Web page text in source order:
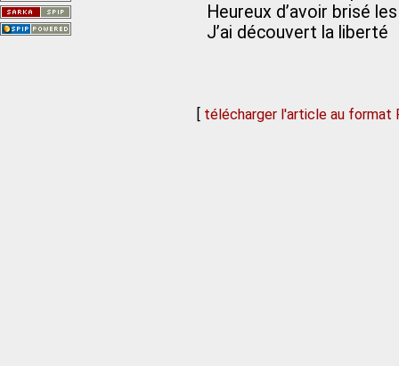
Heureux d’avoir brisé
J’ai découvert la liberté
[ télécharger l'article au format
Veuillez consulter le message du
service ci-dessous.
(401 - Invalid API key. Please see
https://openweathermap.org/faq#error401